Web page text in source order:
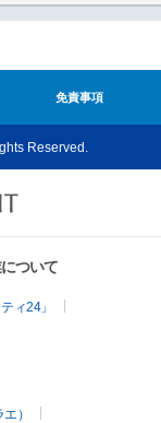
免責事項
Reserved.
ついて
ィ24」
）